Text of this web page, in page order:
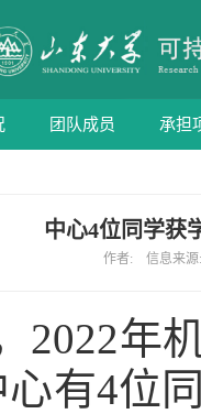
团队成员 承担
中心4位同学获
作者: 信息来源
2022年
有4位